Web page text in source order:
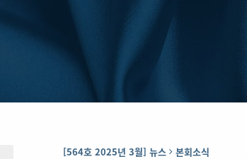
[564호 2025년 3월] 뉴스 본회소식